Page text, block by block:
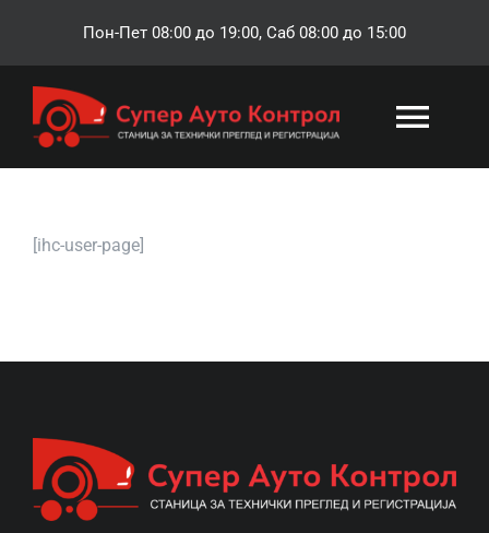
content
Пон-Пет 08:00 до 19:00, Саб 08:00 до 15:00
ДОКУМЕНТИ
[ihc-user-page]